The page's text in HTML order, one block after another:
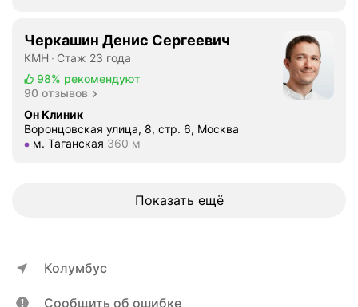
я
б
л
а
Черкашин Денис Сергеевич
КМН
Стаж 23 года
98% рекомендуют
90 отзывов
Он Клиник
Воронцовская улица, 8, стр. 6, Москва
Метро м. Таганская Расстояние 360 м
м. Таганская 360 м
Показать ещё
Колумбус
Сообщить об ошибке